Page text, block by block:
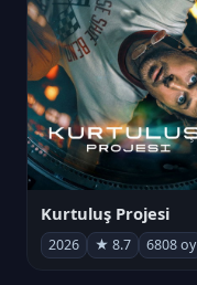
Kurtuluş Projesi
2026 ★ 8.7 6808 oy